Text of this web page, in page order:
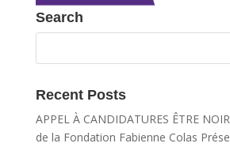
Search
Recent Posts
APPEL À CANDIDATURES ÊTRE
de la Fondation Fabienne Colas